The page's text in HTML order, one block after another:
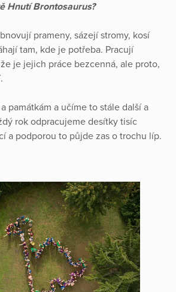
Hnutí Brontosaurus?
prameny, sázejí stromy, kosí
tam, kde je potřeba. Pracují
je jejich práce bezcenná, ale proto,
památkám a učíme to stále další a
rok odpracujeme desítky tisíc
a podporou to půjde zas o trochu líp.